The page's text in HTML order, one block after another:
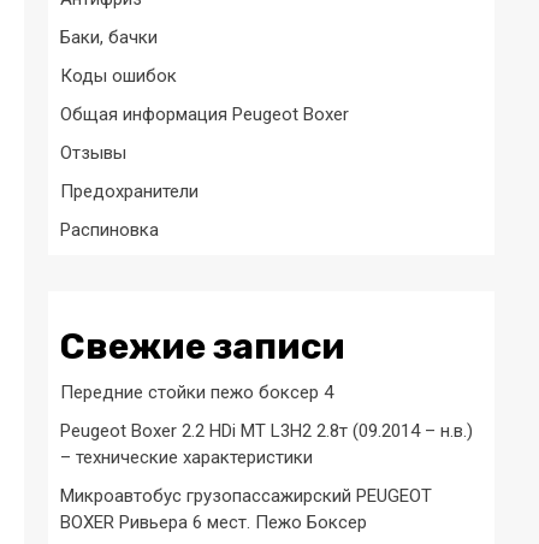
Баки, бачки
Коды ошибок
Общая информация Peugeot Boxer
Отзывы
Предохранители
Распиновка
Свежие записи
Передние стойки пежо боксер 4
Peugeot Boxer 2.2 HDi MT L3H2 2.8т (09.2014 – н.в.)
– технические характеристики
Микроавтобус грузопассажирский PEUGEOT
BOXER Ривьера 6 мест. Пежо Боксер